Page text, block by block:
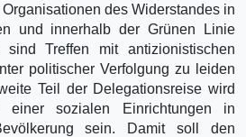
des Widerstandes in
und innerhalb der Grünen Linie
Treffen mit antizionistischen
politischer Verfolgung zu leiden
Teil der Delegationsreise wird
einer sozialen Einrichtungen in
sein. Damit soll den